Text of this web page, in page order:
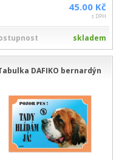
45.00 Kč
s DPH
skladem
DAFIKO bernardýn